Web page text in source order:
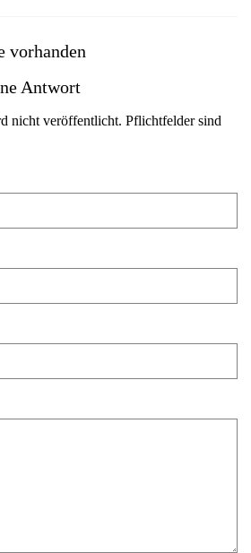
vorhanden
Antwort
nicht veröffentlicht. Pflichtfelder sind